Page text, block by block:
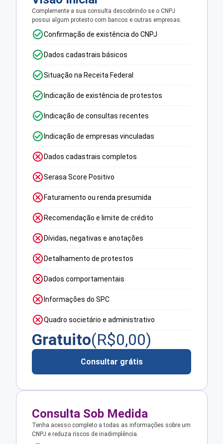
Complemente a sua consulta descobrindo se o CNPJ
possui algum protesto com bancos e outras empresas.
Confirmação de existência do CNPJ
Dados cadastrais básicos
Situação na Receita Federal
Indicação de existência de protestos
Indicação de consultas recentes
Indicação de empresas vinculadas
Dados cadastrais completos
Serasa Score Positivo
Faturamento ou renda presumida
Recomendação e limite de crédito
Dívidas, negativas e anotações
Detalhamento de protestos
Dados comportamentais
Informações do SPC
Quadro societário e administrativo
Gratuito(R$0,00)
Consultar grátis
Consulta Sob Medida
Tenha acesso completo a todas as informações sobre um
CNPJ e reduza riscos de inadimplência.